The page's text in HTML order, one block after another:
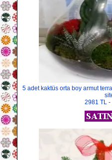
5 adet kaktüs orta boy armut
2981 TL -